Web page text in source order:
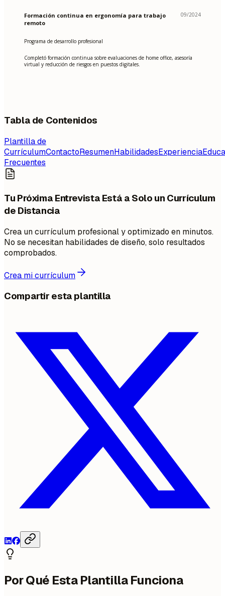
Formación continua en ergonomía para trabajo
remoto
09/2024
Programa de desarrollo profesional
Completó formación continua sobre evaluaciones de home office, asesoría
virtual y reducción de riesgos en puestos digitales.
Tabla de Contenidos
Plantilla de
CurrículumContactoResumenHabilidadesExperiencia
Frecuentes
Tu Próxima Entrevista Está a Solo un Currículum
de Distancia
Crea un currículum profesional y optimizado en minutos.
No se necesitan habilidades de diseño, solo resultados
comprobados.
Crea mi currículum
Compartir esta plantilla
Por Qué Esta Plantilla Funciona